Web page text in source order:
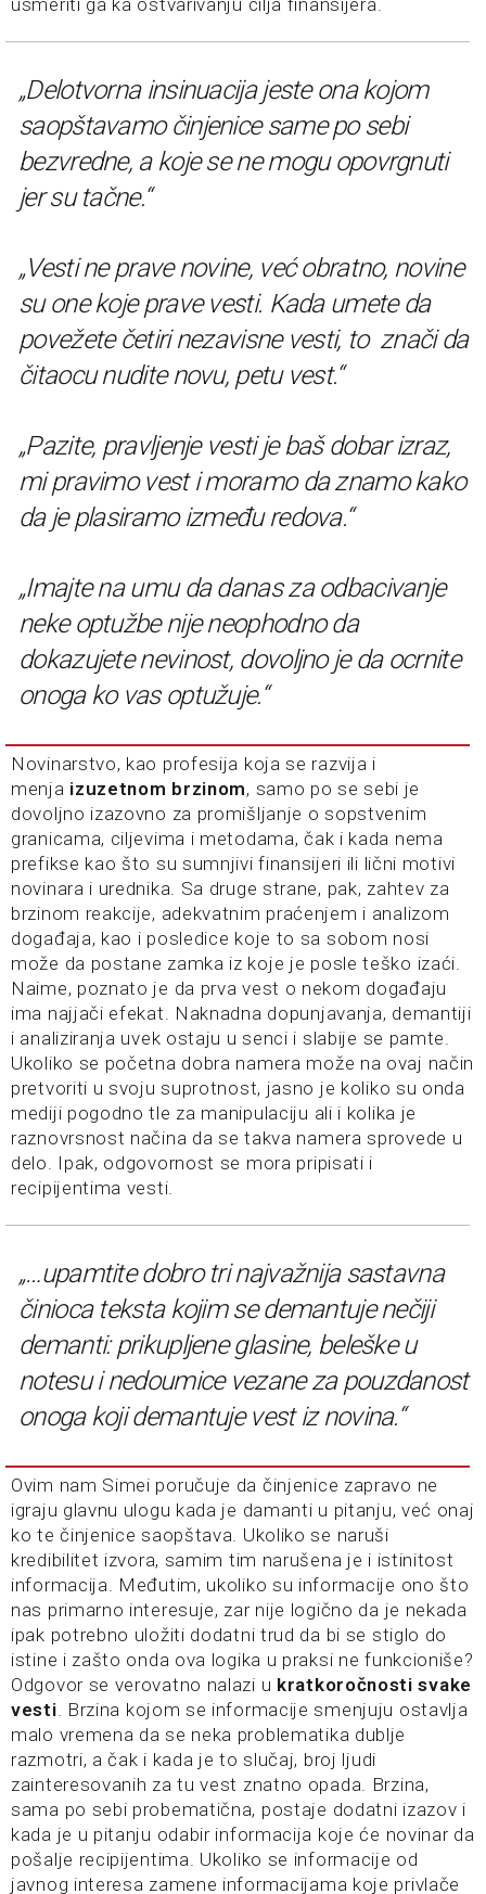
usmeriti ga ka ostvarivanju cilja finansijera.
„Delotvorna insinuacija jeste ona kojom
saopštavamo činjenice same po sebi
bezvredne, a koje se ne mogu opovrgnuti
jer su tačne.“
„Vesti ne prave novine, već obratno, novine
su one koje prave vesti. Kada umete da
povežete četiri nezavisne vesti, to znači da
čitaocu nudite novu, petu vest.“
„Pazite, pravljenje vesti je baš dobar izraz,
mi pravimo vest i moramo da znamo kako
da je plasiramo između redova.“
„Imajte na umu da danas za odbacivanje
neke optužbe nije neophodno da
dokazujete nevinost, dovoljno je da ocrnite
onoga ko vas optužuje.“
Novinarstvo, kao profesija koja se razvija i
menja izuzetnom brzinom, samo po se sebi je
dovoljno izazovno za promišljanje o sopstvenim
granicama, ciljevima i metodama, čak i kada nema
prefikse kao što su sumnjivi finansijeri ili lični motivi
novinara i urednika. Sa druge strane, pak, zahtev za
brzinom reakcije, adekvatnim praćenjem i analizom
događaja, kao i posledice koje to sa sobom nosi
može da postane zamka iz koje je posle teško izaći.
Naime, poznato je da prva vest o nekom događaju
ima najjači efekat. Naknadna dopunjavanja, demantiji
i analiziranja uvek ostaju u senci i slabije se pamte.
Ukoliko se početna dobra namera može na ovaj način
pretvoriti u svoju suprotnost, jasno je koliko su onda
mediji pogodno tle za manipulaciju ali i kolika je
raznovrsnost načina da se takva namera sprovede u
delo. Ipak, odgovornost se mora pripisati i
recipijentima vesti.
„…upamtite dobro tri najvažnija sastavna
činioca teksta kojim se demantuje nečiji
demanti: prikupljene glasine, beleške u
notesu i nedoumice vezane za pouzdanost
onoga koji demantuje vest iz novina.“
Ovim nam Simei poručuje da činjenice zapravo ne
igraju glavnu ulogu kada je damanti u pitanju, već onaj
ko te činjenice saopštava. Ukoliko se naruši
kredibilitet izvora, samim tim narušena je i istinitost
informacija. Međutim, ukoliko su informacije ono što
nas primarno interesuje, zar nije logično da je nekada
ipak potrebno uložiti dodatni trud da bi se stiglo do
istine i zašto onda ova logika u praksi ne funkcioniše?
Odgovor se verovatno nalazi u kratkoročnosti svake
vesti. Brzina kojom se informacije smenjuju ostavlja
malo vremena da se neka problematika dublje
razmotri, a čak i kada je to slučaj, broj ljudi
zainteresovanih za tu vest znatno opada. Brzina,
sama po sebi probematična, postaje dodatni izazov i
kada je u pitanju odabir informacija koje će novinar da
pošalje recipijentima. Ukoliko se informacije od
javnog interesa zamene informacijama koje privlače